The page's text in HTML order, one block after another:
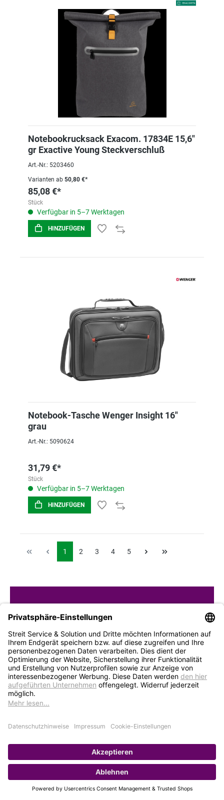
Notebookrucksack Exacom. 17834E 15,6"
gr Exactive Young Steckverschluß
Art.-Nr.: 5203460
Varianten ab 50,80 €*
85,08 €*
Stück
Verfügbar in 5–7 Werktagen
HINZUFÜGEN
Notebook-Tasche Wenger Insight 16"
grau
Art.-Nr.: 5090624
31,79 €*
Stück
Verfügbar in 5–7 Werktagen
HINZUFÜGEN
1 2 3 4 5
STREIT Newsletter
Neue Produkte, Blogbeiträge, Eventeinladungen und
vieles mehr
Bleiben Sie auf dem Laufenden und abonnieren Sie
gerne unseren Newsletter: